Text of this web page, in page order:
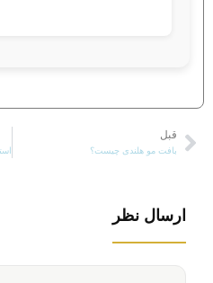
قبلی
قبل
بافت مو هلندی چیست؟
ارسال نظر